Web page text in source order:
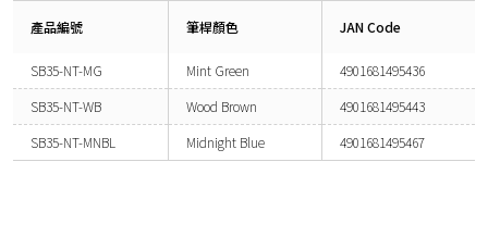
產品編號 筆桿顏色 JAN Code
SB35-NT-MG Mint Green
4901681495436
SB35-NT-WB
Wood Brown
4901681495443
SB35-NT-MNBL
Midnight Blue 4901681495467